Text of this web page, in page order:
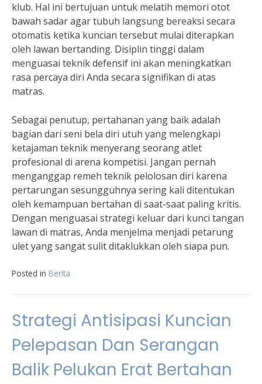
klub. Hal ini bertujuan untuk melatih memori otot
bawah sadar agar tubuh langsung bereaksi secara
otomatis ketika kuncian tersebut mulai diterapkan
oleh lawan bertanding. Disiplin tinggi dalam
menguasai teknik defensif ini akan meningkatkan
rasa percaya diri Anda secara signifikan di atas
matras.
Sebagai penutup, pertahanan yang baik adalah
bagian dari seni bela diri utuh yang melengkapi
ketajaman teknik menyerang seorang atlet
profesional di arena kompetisi. Jangan pernah
menganggap remeh teknik pelolosan diri karena
pertarungan sesungguhnya sering kali ditentukan
oleh kemampuan bertahan di saat-saat paling kritis.
Dengan menguasai strategi keluar dari kunci tangan
lawan di matras, Anda menjelma menjadi petarung
ulet yang sangat sulit ditaklukkan oleh siapa pun.
Posted in Berita
Strategi Antisipasi Kuncian
Pelepasan Dan Serangan
Balik Pelukan Erat Bertahan